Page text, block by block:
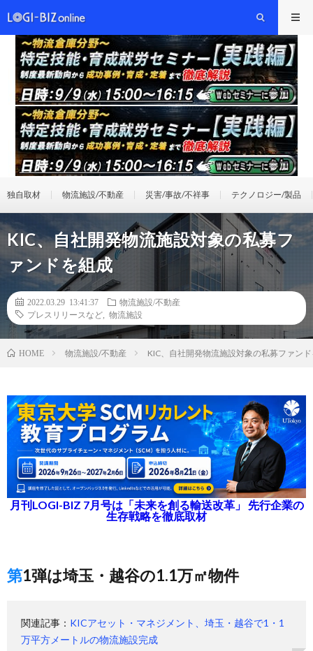
独自取材 物流施設/不動産 災害/事故/不祥事 テクノロジー/製品
KIC、自社開発物流施設対象の私募フ
ァンドを組成
2022.03.29 13:41:37
物流施設/不動産
プレスリリースなど
物流施設
HOME 物流施設/不動産 KIC、自社開発物流施設対象の私募ファン
月刊LOGI-BIZ 7月号は「未来を創る輸送改革」 先行企業の
生存戦略を徹底取材
第1弾は埼玉・越谷の1.1万㎡物件
関連記事： KICアセット・マネジメント、埼玉・越谷で1・1
万平方メートルの物流施設完成